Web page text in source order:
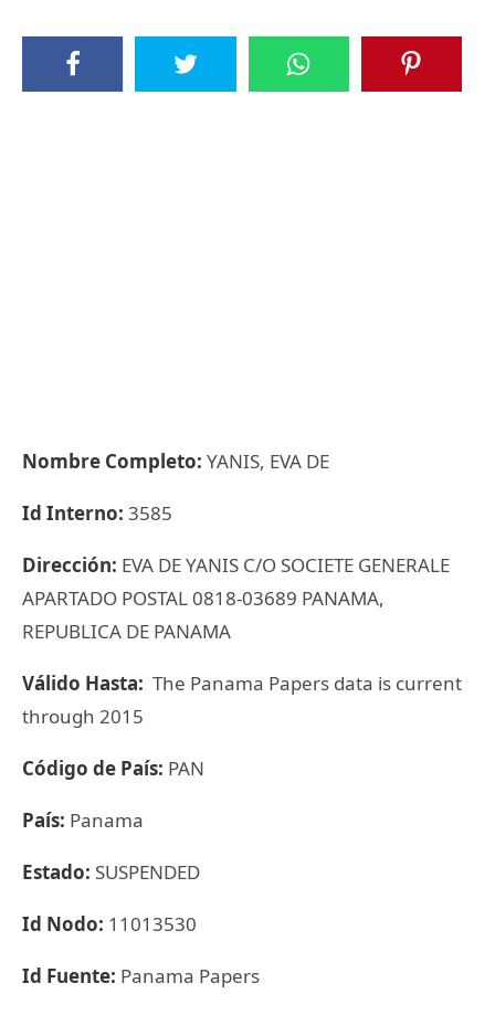
Nombre Completo: YANIS, EVA DE
Id Interno: 3585
Dirección: EVA DE YANIS C/O SOCIETE GENERALE
APARTADO POSTAL 0818-03689 PANAMA,
REPUBLICA DE PANAMA
Válido Hasta: The Panama Papers data is current
through 2015
Código de País: PAN
País: Panama
Estado: SUSPENDED
Id Nodo: 11013530
Id Fuente: Panama Papers